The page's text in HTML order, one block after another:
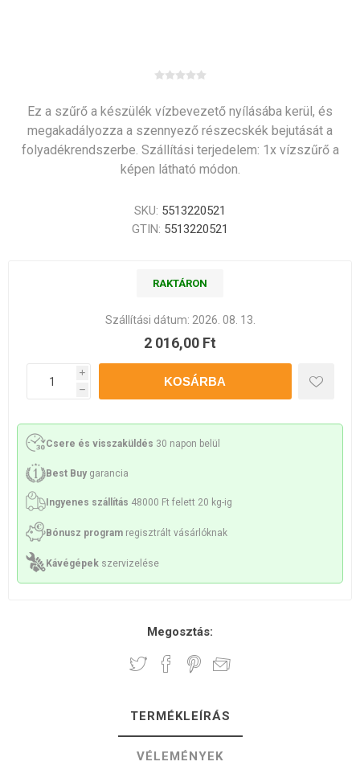
Ez a szűrő a készülék vízbevezető nyílásába kerül, és
megakadályozza a szennyező részecskék bejutását a
folyadékrendszerbe. Szállítási terjedelem: 1x vízszűrő a
képen látható módon.
SKU: 5513220521
GTIN: 5513220521
RAKTÁRON
Szállítási dátum: 2026. 08. 13.
2 016,00 Ft
i
h
Csere és visszaküldés 30 napon belül
Best Buy garancia
Ingyenes szállítás 48000 Ft felett 20 kg-ig
Bónusz program regisztrált vásárlóknak
Kávégépek szervizelése
Megosztás:
TERMÉKLEÍRÁS
VÉLEMÉNYEK